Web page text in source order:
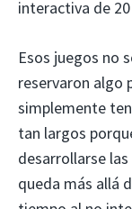
interactiva de
Esos juegos no
reservaron algo
simplemente
tan largos
desarrollarse
queda más allá